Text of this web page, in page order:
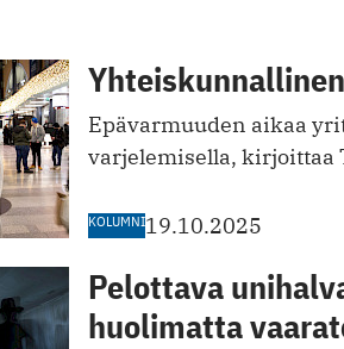
Epävarmuuden aikaa
varjelemisella, kirjoittaa
KOLUMNI19.10.2025
Pelottava
huolimatta